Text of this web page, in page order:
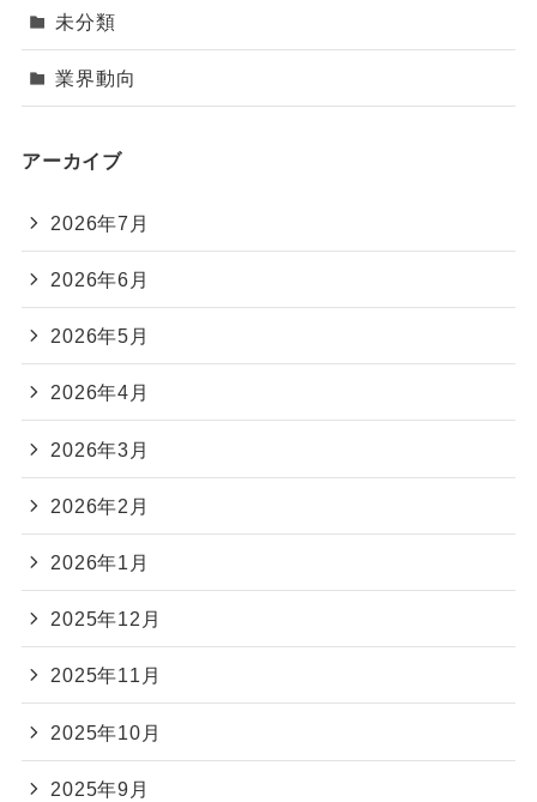
未分類
業界動向
アーカイブ
2026年7月
2026年6月
2026年5月
2026年4月
2026年3月
2026年2月
2026年1月
2025年12月
2025年11月
2025年10月
2025年9月